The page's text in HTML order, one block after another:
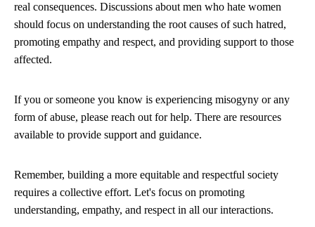
real consequences. Discussions about men who hate women
should focus on understanding the root causes of such hatred,
promoting empathy and respect, and providing support to those
affected.
If you or someone you know is experiencing misogyny or any
form of abuse, please reach out for help. There are resources
available to provide support and guidance.
Remember, building a more equitable and respectful society
requires a collective effort. Let's focus on promoting
understanding, empathy, and respect in all our interactions.